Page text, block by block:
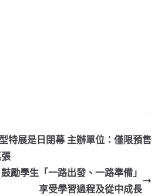
特展是日閉幕 主辦單位：僅限預售
勵學生「一路出發、一路準備」
享受學習過程及從中成長